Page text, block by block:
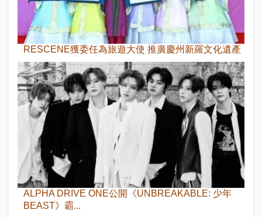
RESCENE獲委任為旅遊大使 推廣慶州新羅文化遺產
ALPHA DRIVE ONE公開《UNBREAKABLE: 少年
BEAST》霸...